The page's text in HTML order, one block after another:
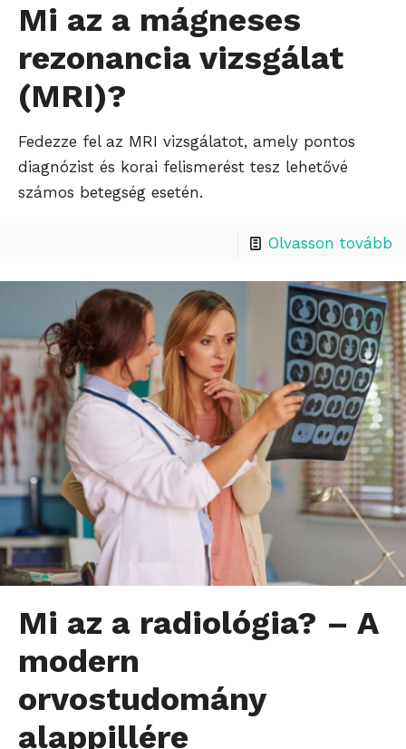
Mi az a mágneses
rezonancia vizsgálat
(MRI)?
Fedezze fel az MRI vizsgálatot, amely pontos
diagnózist és korai felismerést tesz lehetővé
számos betegség esetén.
Olvasson tovább
Mi az a radiológia? – A
modern
orvostudomány
alappillére